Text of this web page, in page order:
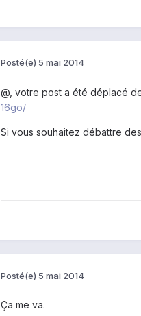
Posté(e) 5 mai 2014
@ , votre post a été déplacé
16go/
Si vous souhaitez débattre
Posté(e) 5 mai 2014
Ça me va.